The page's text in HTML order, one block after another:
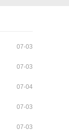
07-03
07-03
07-04
07-03
07-03